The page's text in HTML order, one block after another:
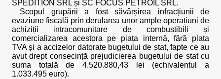
SPEDITION SRL și SC FOCUS PETROIL SRL.
Scopul grupării a fost săvârșirea infracțiunii de
evaziune fiscală prin derularea unor ample operațiuni de
achiziții intracomunitare de combustibili și
comercializarea acestora pe piața internă, fără plata
TVA și a accizelor datorate bugetului de stat, fapte ce au
avut drept consecință prejudicierea bugetului de stat cu
suma totală de 4.520.880,43 lei (echivalentul a
1.033.495 euro).